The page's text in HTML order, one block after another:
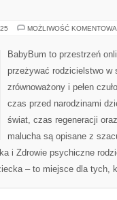
MOŻLIWOŚĆ
BabyBum to przestrzeń
przeżywać rodzicielstwo w
zrównoważony i pełen
czas przed narodzinami
świat, czas regeneracji
malucha są opisane z
i Zdrowie psychiczne
– to miejsce dla